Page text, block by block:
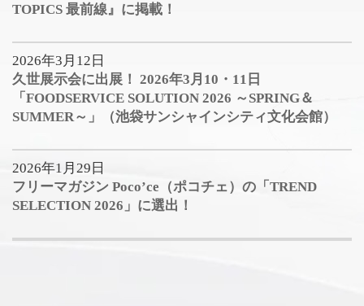
TOPICS 最前線』に掲載！
2026年3月12日
久世展示会に出展！ 2026年3月10・11日
「FOODSERVICE SOLUTION 2026 ～SPRING＆
SUMMER～」（池袋サンシャインシティ文化会館）
2026年1月29日
フリーマガジン Poco’ce（ポコチェ）の「TREND
SELECTION 2026」に選出！